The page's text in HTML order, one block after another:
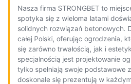
Nasza firma STRONGBET to
spotyka się z wieloma latami
solidnych rozwiązań betonowych.
całej Polski, oferując ogrodzenia,
się zarówno trwałością, jak i
specjalnością jest projektowanie
tylko spełniają swoje podstawowe
doskonale się prezentują w